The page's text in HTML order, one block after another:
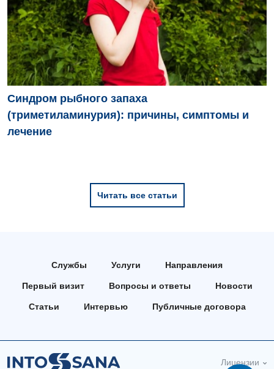
Синдром рыбного запаха
(триметиламинурия): причины, симптомы и
лечение
Читать все статьи
Службы Услуги Направления
Первый визит Вопросы и ответы Новости
Статьи Интервью Публичные договора
Лицензии